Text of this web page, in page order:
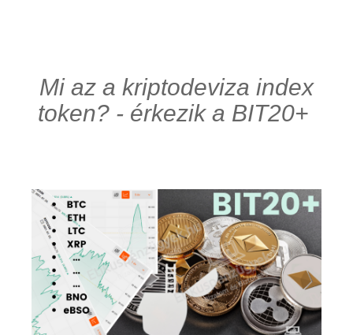
Mi az a kriptodeviza index
token? - érkezik a BIT20+